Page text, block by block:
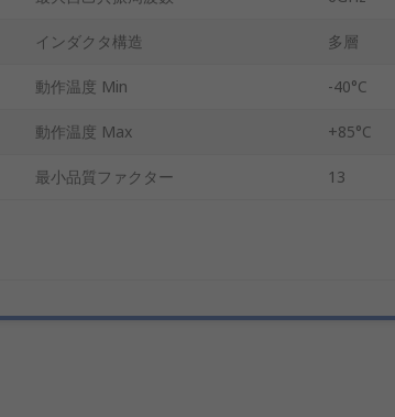
インダクタ構造 多層
動作温度 Min -40°C
動作温度 Max +85°C
最小品質ファクター 13